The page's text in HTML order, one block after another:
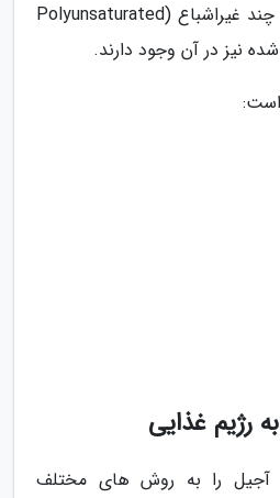
اما بعلاوه برخی از چربی چند غیراشباع (Polyunsaturated
است:
رژیم غذایی
آجیل را به روش های مختلف